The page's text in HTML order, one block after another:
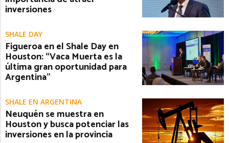
inversiones
SHALE DAY
Figueroa en el Shale Day en
Houston: “Vaca Muerta es la
última gran oportunidad para
Argentina”
SHALE EN ARGENTINA
Neuquén se muestra en
Houston y busca potenciar las
inversiones en la provincia